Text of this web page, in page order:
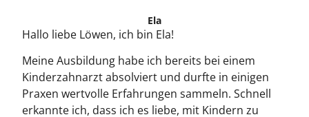
Ela
Hallo liebe Löwen, ich bin Ela!
Meine Ausbildung habe ich bereits bei einem
Kinderzahnarzt absolviert und durfte in einigen
Praxen wertvolle Erfahrungen sammeln. Schnell
erkannte ich, dass ich es liebe, mit Kindern zu